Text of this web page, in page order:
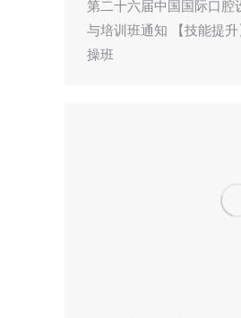
第二十六届中国国际口腔
与培训班通知 【技能提
操班